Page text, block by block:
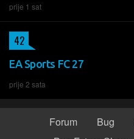
prije 1 sat
EA Sports FC 27
prije 2 sata
42
Forum Bug